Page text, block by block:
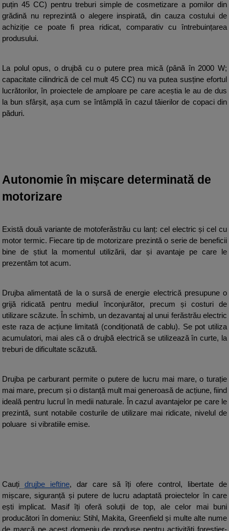
puțin 45 CC) pentru treburi simple de cosmetizare a pomilor din
grădină nu reprezintă o alegere inspirată, din cauza costului de
achiziție ce poate fi prea ridicat, comparativ cu întrebuințarea
produsului.
La polul opus, o drujbă cu o putere prea mică (până în 2000 W;
capacitate cilindrică de cel mult 45 CC) nu va putea susține efortul
lucrătorilor, în proiectele de amploare pe care aceștia le au de dus
la bun sfârșit, așa cum se întâmplă în cazul tăierilor de copaci din
păduri.
Autonomie în mișcare determinată de
motorizare
Există două variante de motoferăstrău cu lanț: cel electric și cel cu
motor termic. Fiecare tip de motorizare prezintă o serie de beneficii
bine de știut la momentul utilizării, dar și avantaje pe care le
prezentăm tot acum.
Drujba alimentată de la o sursă de energie electrică presupune o
grijă ridicată pentru mediul înconjurător, precum și costuri de
utilizare scăzute. În schimb, un dezavantaj al unui ferăstrău electric
este raza de acțiune limitată (condiționată de cablu). Se pot utiliza
acumulatori, mai ales că o drujbă electrică se utilizează în curte, la
treburi de dificultate scăzută.
Drujba pe carburant permite o putere de lucru mai mare, o turație
mai mare, precum și o distanță mult mai generoasă de acțiune, fiind
ideală pentru lucrul în medii naturale. În cazul avantajelor pe care le
prezintă, sunt notabile costurile de utilizare mai ridicate, nivelul de
poluare  si vibratiile emise.
Cauți drujbe ieftine, dar care să îți ofere control, libertate de
mișcare, siguranță și putere de lucru adaptată proiectelor în care
ești implicat. Masif îți oferă soluții de top, ale celor mai buni
producători în domeniu: Stihl, Makita, Greenfield și multe alte nume